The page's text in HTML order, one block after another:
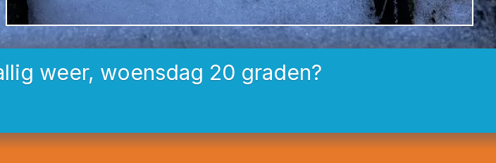
weer, woensdag 20 graden?